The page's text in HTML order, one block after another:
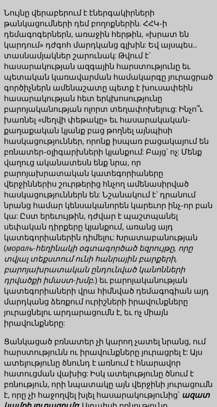
Նույնը վերաբերում է էներգակիրների
թանկացումների դեմ բողոքներին. ՀՀԿ-ի
դեմագոգերներն, առաջին հերթին, «խրատ են
կարդում» դժգոհ մարդկանց գլխին: Եվ այսպես...
տասնամյակներ շարունակ: Թվում է`
հասարակության ազգային հարստությունը եւ
պետական ​​կառավարման համակարգը յուրացրած
գործիչներն ամենաշատը պետք է խուսափեին
հասարակության հետ երկխոսությունը
բարոյականության ոլորտ տեղափոխելուց: Ինչո՞ւ
խառնել «մեղվի փեթակը» եւ հասարակական-
քաղաքական կյանք բաց թողնել այնպիսի
հասկացություններ, որոնք իսպառ բացակայում են
բռնատեր-օլիգարխների կյանքում: Բայց` ոչ: Մենք
վաղուց ականատեսն ենք նրա, որ
բարոյախրատական կատեգորիաները
վերջիններիս շուրթերից հնչող ամենասիրված
հասկացություններն են: Նշանակում է` դրանում
նրանց համար կենսականորեն կարեւոր ինչ-որ բան
կա: Ըստ երեւույթին, դժվար է պաշտպանել
սեփական դիրքերը կյանքում, առանց այդ
կատեգորիաներին դիմելու: Խրատաբանության
(мораль-հեղինակի օգտագործած եզրույթը, որը
տվյալ տեքստում ունի հանրային բարքերի,
բարոյախրատական ընդունված կանոնների
դրվածքի իմաստ-խմբ.) եւ բարոյականության
կատեգորիաների վրա հիմնված դեմագոգիան այդ
մարդկանց ձեռքում ուրիշների իրավունքները
յուրացնելու արդարացումն է, եւ ոչ միայն
իրավունքները:
Ցանկացած բռնատեր չի կարող չատել նրանց, ում
հարստությունն ու իրավունքները յուրացրել է: Այս
ատելությունը ծնունդ է առնում է հնարավոր
հատուցման վախից: Իսկ ատելությունը ծնում է
բռնություն, որի նպատակը այն վերջինի յուրացումն
է, որը չի հաջողվել խլել հասարակությունից՝ ազատ